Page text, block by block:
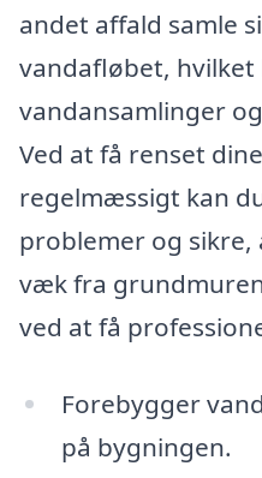
andet affald samle
vandafløbet, hvilket
vandansamlinger
Ved at få renset
regelmæssigt kan
problemer og sikre,
væk fra
ved at få
Forebygger
på bygningen.